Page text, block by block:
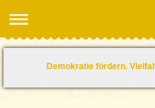
Demokratie fördern.